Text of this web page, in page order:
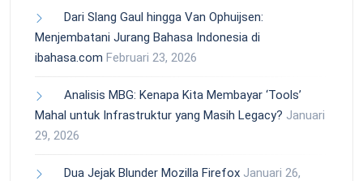
Dari Slang Gaul hingga Van Ophuijsen:
Menjembatani Jurang Bahasa Indonesia di
ibahasa.com Februari 23, 2026
Analisis MBG: Kenapa Kita Membayar ‘Tools’
Mahal untuk Infrastruktur yang Masih Legacy? Januari
29, 2026
Dua Jejak Blunder Mozilla Firefox Januari 26,